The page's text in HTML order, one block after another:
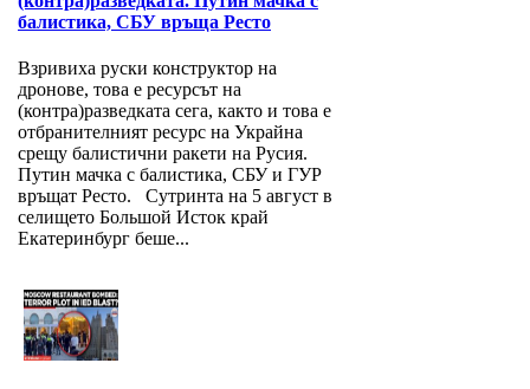
балистика, СБУ връща Ресто
Взривиха руски конструктор на
дронове, това е ресурсът на
(контра)разведката сега, както и това е
отбранителният ресурс на Украйна
срещу балистични ракети на Русия.
Путин мачка с балистика, СБУ и ГУР
връщат Ресто. Сутринта на 5 август в
селището Большой Исток край
Екатеринбург беше...